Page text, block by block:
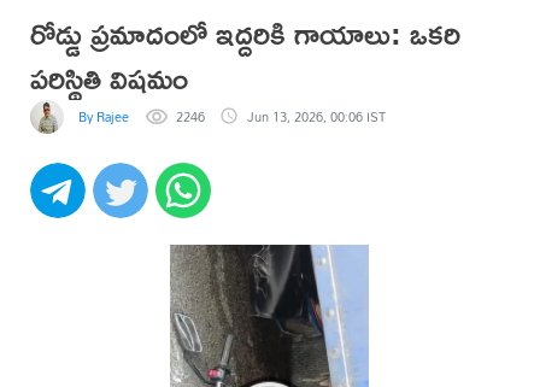
రోడ్డు ప్రమాదంలో ఇద్దరికి గాయాలు: ఒకరి
పరిస్థితి విషమం
By Rajee 2246 Jun 13, 2026, 00:06 IST